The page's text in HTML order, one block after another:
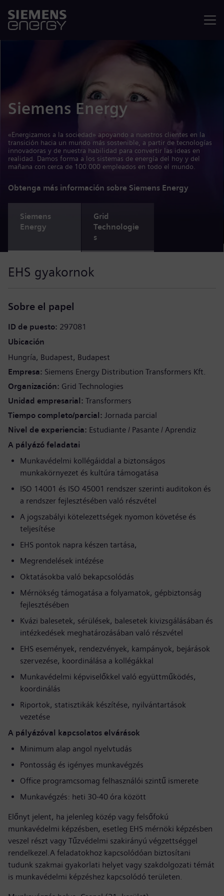
Siemens Energy
«Energizamos a la sociedad» apoyando a nuestros clientes en la
transición hacia un mundo más sostenible, a partir de tecnologías
innovadoras y de nuestra habilidad para convertir las ideas en
realidad. Damos forma a los sistemas de energía del hoy y del
mañana con cerca de 100.000 empleados en todo el mundo.
Obtenga más información sobre Siemens Energy
Siemens
Energy
Grid
Technologie
s
EHS gyakornok
Sobre el papel
ID de puesto 297081
Ubicación
Hungría Budapest Budapest
Empresa Siemens Energy Distribution Transformers Kft.
Organización Grid Technologies
Unidad empresarial Transformers
Tiempo completo/parcial Jornada parcial
Nivel de experiencia Estudiante / Pasante / Aprendiz
A pályázó feladatai
Munkavédelmi kollégáiddal a biztonságos
munkakörnyezet és kultúra támogatása
ISO 14001 és ISO 45001 rendszer szerinti auditokon és
a rendszer fejlesztésében való részvétel
A jogszabályi kötelezettségek nyomon követése és
teljesítése
EHS pontok napra készen tartása,
Megrendelések intézése
Oktatásokba való bekapcsolódás
Mérnökség támogatása a folyamatok, gépbiztonság
fejlesztésében
Kvázi balesetek, sérülések, balesetek kivizsgálásában és
intézkedések meghatározásában való részvétel
EHS események, rendezvények, kampányok, bejárások
szervezése, koordinálása a kollégákkal
Munkavédelmi képviselőkkel való együttműködés,
koordinálás
Riportok, statisztikák készítése, nyilvántartások
vezetése
A pályázóval kapcsolatos elvárások
Minimum alap angol nyelvtudás
Pontosság és igényes munkavégzés
Office programcsomag felhasználói szintű ismerete
Munkavégzés: heti 30-40 óra között
Előnyt jelent, ha jelenleg közép vagy felsőfokú
munkavédelmi képzésben, esetleg EHS mérnöki képzésben
veszel részt vagy Tűzvédelmi szakirányú végzettséggel
rendelkezel.A feladatokhoz kapcsolódóan biztosítani
tudunk szakmai gyakorlati helyet vagy szakdolgozati témát
is munkavédelmi képzéshez kapcsolódó területen.